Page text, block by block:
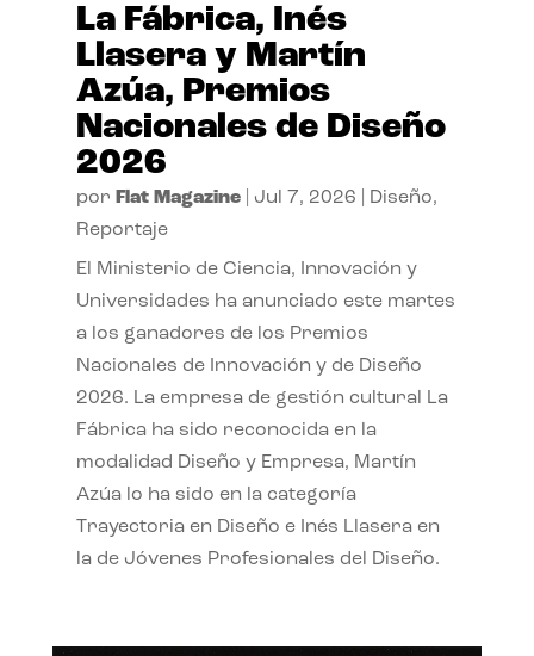
La Fábrica, Inés
Llasera y Martín
Azúa, Premios
Nacionales de Diseño
2026
por Flat Magazine| Jul 7, 2026 Diseño,
Reportaje
El Ministerio de Ciencia, Innovación y
Universidades ha anunciado este martes
a los ganadores de los Premios
Nacionales de Innovación y de Diseño
2026. La empresa de gestión cultural La
Fábrica ha sido reconocida en la
modalidad Diseño y Empresa, Martín
Azúa lo ha sido en la categoría
Trayectoria en Diseño e Inés Llasera en
la de Jóvenes Profesionales del Diseño.